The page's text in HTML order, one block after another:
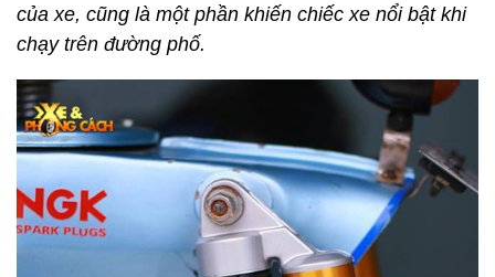
của xe, cũng là một phần khiến chiếc xe nổi bật khi
chạy trên đường phố.